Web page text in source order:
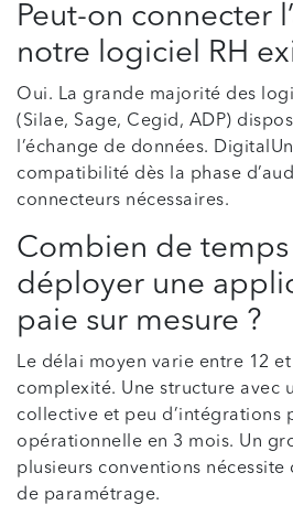
Peut-on connecter
notre logiciel RH
Oui. La grande majorité des
(Silae, Sage, Cegid, ADP)
l’échange de données.
compatibilité dès la phase
connecteurs nécessaires.
Combien de
déployer une
paie sur mesure ?
Le délai moyen varie entre 12
complexité. Une structure avec
collective et peu d’intégrations
opérationnelle en 3 mois. Un
plusieurs conventions
de paramétrage.